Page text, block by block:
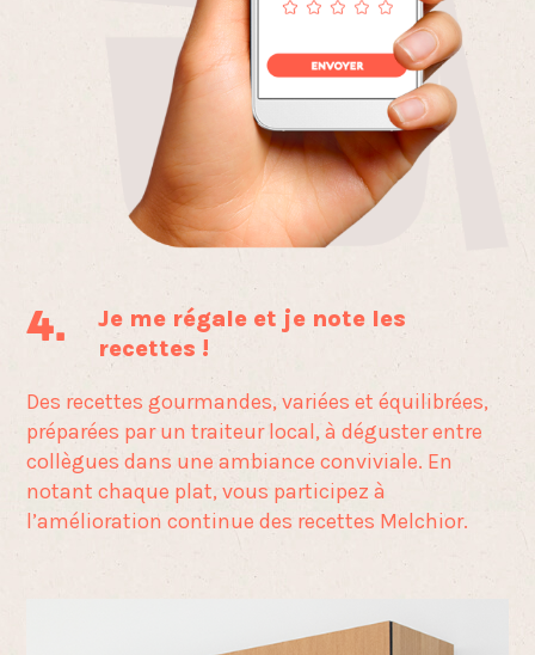
4. Je me régale et je note les
recettes !
Des recettes gourmandes, variées et équilibrées,
préparées par un traiteur local, à déguster entre
collègues dans une ambiance conviviale. En
notant chaque plat, vous participez à
l’amélioration continue des recettes Melchior.